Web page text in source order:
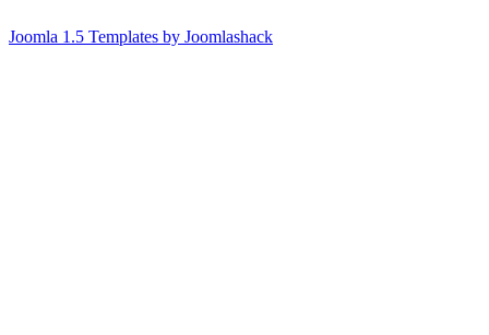
Joomla 1.5 Templates by Joomlashack